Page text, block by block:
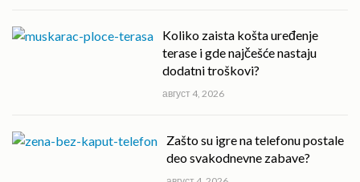
Koliko zaista košta uređenje
terase i gde najčešće nastaju
dodatni troškovi?
август 4, 2026
Zašto su igre na telefonu postale
deo svakodnevne zabave?